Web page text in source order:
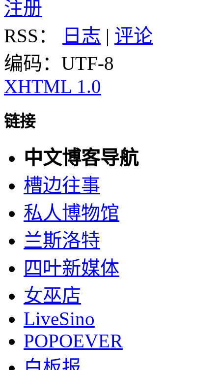
注册
RSS：
日志 | 评论
编码：UTF-8
XHTML 1.0
链接
中文博客导航
槽边往事
私人博物馆
兰斯洛特
四叶新媒体
女巫店
LiveSino
POPOEVER